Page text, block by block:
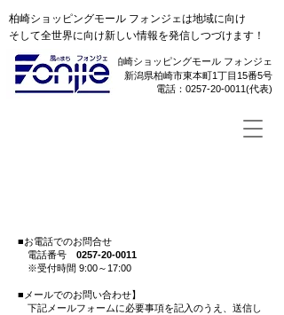
柏崎ショッピングモール フォンジェ
新潟県柏崎市東本町1丁目15番5号
​電話：0257-20-0011(代表)
柏崎ショッピングモール フォンジェは地域に向け
そして全世界に向け新しい情報を発信しつづけます！
■お電話でのお問合せ
電話番号 0257-20-0011
※受付時間 9:00～17:00
■メールでのお問い合わせ】
下記メールフォームに必要事項を記入のうえ、送信し